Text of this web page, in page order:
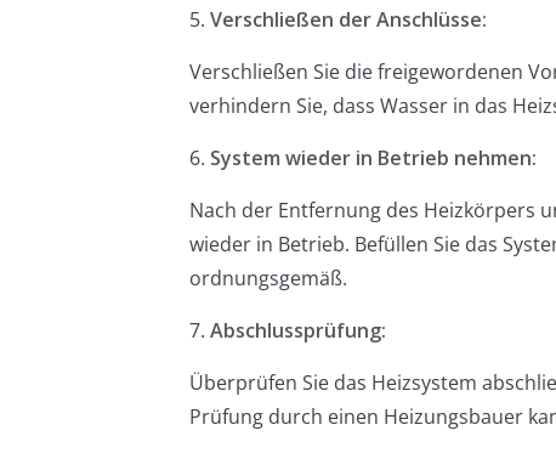
5. Verschließen der Anschlüsse:
Verschließen Sie die freigewordenen
verhindern Sie, dass Wasser in das
6. System wieder in Betrieb nehmen:
Nach der Entfernung des Heizkörpers
wieder in Betrieb. Befüllen Sie das
ordnungsgemäß.
7. Abschlussprüfung:
Überprüfen Sie das Heizsystem
Prüfung durch einen Heizungsbauer